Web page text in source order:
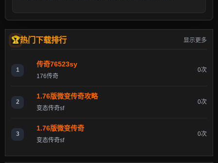
热门下载排行 显示更多
1
传奇76523sy
176传奇
0次
2
1.76版微变传奇攻略
变态传奇sf
0次
3
1.76版微变传奇
变态传奇sf
0次